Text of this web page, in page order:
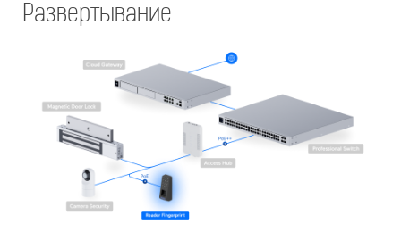
Развертывание